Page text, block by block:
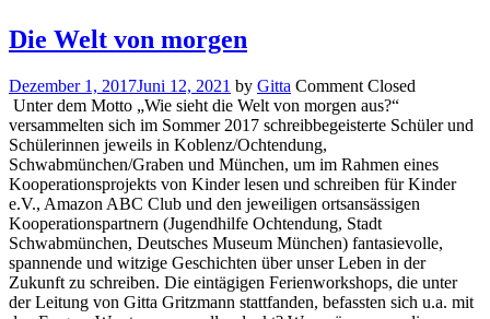
Die Welt von morgen
Dezember 1, 2017Juni 12, 2021 by Gitta Comment Closed
Unter dem Motto „Wie sieht die Welt von morgen aus?“
versammelten sich im Sommer 2017 schreibbegeisterte Schüler und
Schülerinnen jeweils in Koblenz/Ochtendung,
Schwabmünchen/Graben und München, um im Rahmen eines
Kooperationsprojekts von Kinder lesen und schreiben für Kinder
e.V., Amazon ABC Club und den jeweiligen ortsansässigen
Kooperationspartnern (Jugendhilfe Ochtendung, Stadt
Schwabmünchen, Deutsches Museum München) fantasievolle,
spannende und witzige Geschichten über unser Leben in der
Zukunft zu schreiben. Die eintägigen Ferienworkshops, die unter
der Leitung von Gitta Gritzmann stattfanden, befassten sich u.a. mit